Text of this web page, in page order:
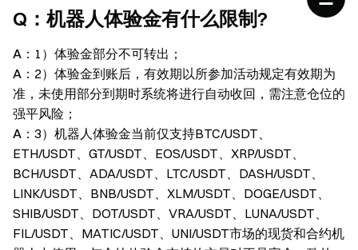
Q：机器人体验金有什么限制?
A： 1）体验金部分不可转出；
A： 2）体验金到账后，有效期以所参加活动规定有效期为
准，未使用部分到期时系统将进行自动收回，需注意仓位的
强平风险；
A： 3）机器人体验金当前仅支持BTC/USDT、
ETH/USDT、GT/USDT、EOS/USDT、XRP/USDT、
BCH/USDT、ADA/USDT、LTC/USDT、DASH/USDT、
LINK/USDT、BNB/USDT、XLM/USDT、DOGE/USDT、
SHIB/USDT、DOT/USDT、VRA/USDT、LUNA/USDT、
FIL/USDT、MATIC/USDT、UNI/USDT市场的现货和合约机